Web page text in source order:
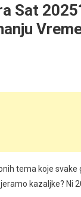
Sat
tema koje
kazaljke? Ni